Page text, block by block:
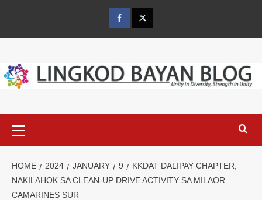
content
FacebookTwitter
Menu
HOME 2024 JANUARY 9
KKDAT DALIPAY CHAPTER,
NAKILAHOK SA CLEAN-UP DRIVE ACTIVITY SA MILAOR
CAMARINES SUR